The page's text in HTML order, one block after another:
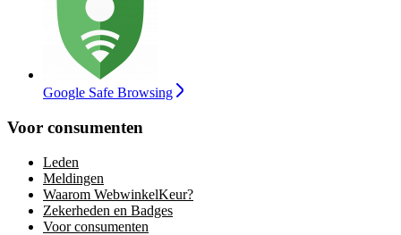
Google Safe Browsing
Voor consumenten
Leden
Meldingen
Waarom WebwinkelKeur?
Zekerheden en Badges
Voor consumenten